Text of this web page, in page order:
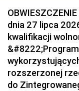
dnia 27 lipca
kwalifikacji
rozszerzonej
do